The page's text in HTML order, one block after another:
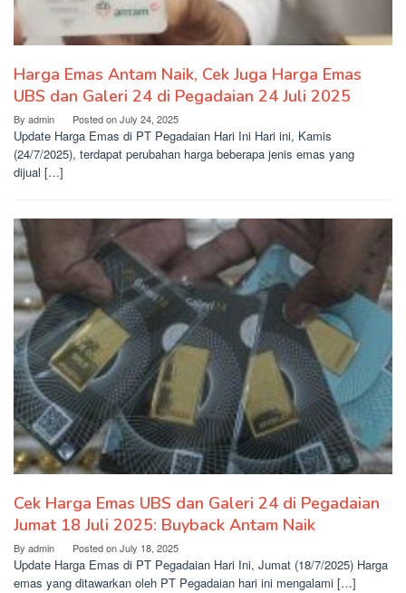
Harga Emas Antam Naik, Cek Juga Harga Emas
UBS dan Galeri 24 di Pegadaian 24 Juli 2025
By admin Posted onJuly 24, 2025
Update Harga Emas di PT Pegadaian Hari Ini Hari ini, Kamis
(24/7/2025), terdapat perubahan harga beberapa jenis emas yang
dijual […]
Cek Harga Emas UBS dan Galeri 24 di Pegadaian
Jumat 18 Juli 2025: Buyback Antam Naik
By admin Posted onJuly 18, 2025
Update Harga Emas di PT Pegadaian Hari Ini, Jumat (18/7/2025) Harga
emas yang ditawarkan oleh PT Pegadaian hari ini mengalami […]